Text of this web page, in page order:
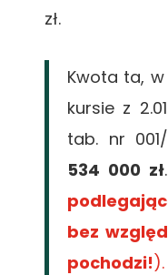
zł.
Kwota ta,
kursie z
tab. nr
534 000 zł.
bez
pochodzi!).